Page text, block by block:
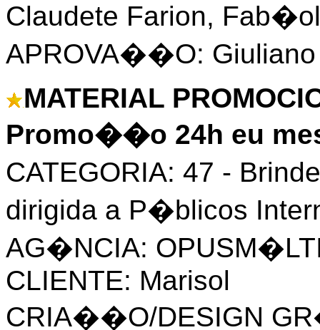
Claudete Farion,
APROVA��O: Giuliano
MATERIAL
Promo��o 24h eu
CATEGORIA: 47 -
dirigida a P�blicos
AG�NCIA:
CLIENTE: Marisol
CRIA��O/DESIGN